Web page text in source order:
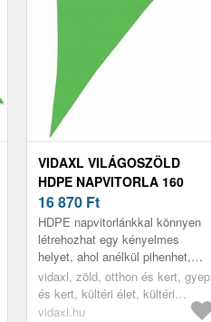
VIDAXL VILÁGOSZÖLD
HDPE NAPVITORLA 160
G/M² 4 X 5 X 6, 8 M
16 870 Ft
HDPE napvitorlánkkal könnyen
létrehozhat egy kényelmes
helyet, ahol anélkül pihenhet,
hogy a nap káros UV-sugarainak
ki lenne téve, legyen az a ker...
vidaxl, zöld, otthon és kert, gyep
és kert, kültéri élet, kültéri
napernyők és árnyékolók
vidaxl.hu